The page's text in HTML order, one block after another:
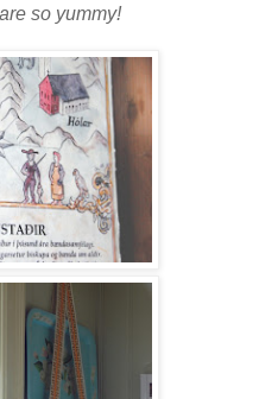
so yummy!